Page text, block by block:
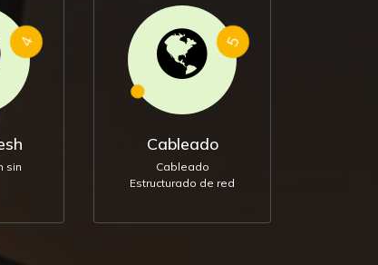
4
sin
5
Cableado
Cableado
Estructurado de red